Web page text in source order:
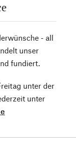
- all
unser
fundiert.
unter der
unter